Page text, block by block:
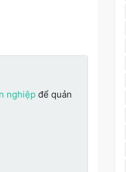
nghiệp để quản